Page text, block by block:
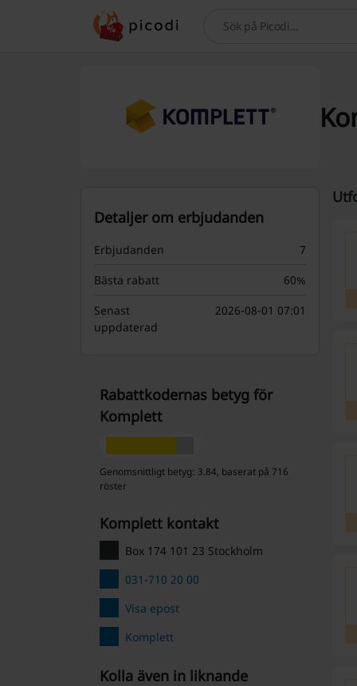
Sök
Detaljer om erbjudanden
Erbjudanden
7
Bästa rabatt
60%
Senast
uppdaterad
2026-08-01 07:01
Rabattkodernas betyg för
Komplett
Genomsnittligt betyg: 3.84, baserat på 716
röster
Komplett kontakt
Box 174 101 23 Stockholm
031-710 20 00
Visa epost
Komplett
Kolla även in liknande